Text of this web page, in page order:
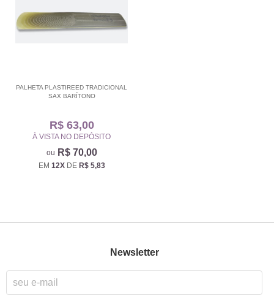
PALHETA PLASTIREED TRADICIONAL
SAX BARÍTONO
R$ 63,00
À VISTA NO DEPÓSITO
R$ 70,00
EM 12XDE R$ 5,83
Newsletter